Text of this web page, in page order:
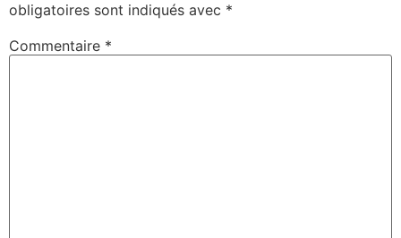
obligatoires sont indiqués avec *
Commentaire *